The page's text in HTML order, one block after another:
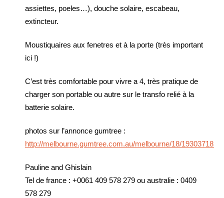
assiettes, poeles…), douche solaire, escabeau,
extincteur.
Moustiquaires aux fenetres et à la porte (très important
ici !)
C’est très comfortable pour vivre a 4, très pratique de
charger son portable ou autre sur le transfo relié à la
batterie solaire.
photos sur l’annonce gumtree :
http://melbourne.gumtree.com.au/melbourne/18/
Pauline and Ghislain
Tel de france : +0061 409 578 279 ou australie : 0409
578 279